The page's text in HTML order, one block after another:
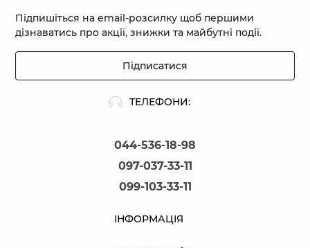
ТЕЛЕФОНИ:
044-536-18-98
097-037-33-11
099-103-33-11
Підпишіться на email-розсилку щоб першими
дізнаватись про акції, знижки та майбутні події.
Підписатися
ІНФОРМАЦІЯ